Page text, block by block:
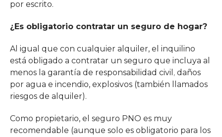
por escrito.
¿Es obligatorio contratar un seguro de hogar?
Al igual que con cualquier alquiler, el inquilino
está obligado a contratar un seguro que incluya al
menos la garantía de responsabilidad civil , daños
por agua e incendio, explosivos (también llamados
riesgos de alquiler).
Como propietario, el seguro PNO es muy
recomendable (aunque solo es obligatorio para los